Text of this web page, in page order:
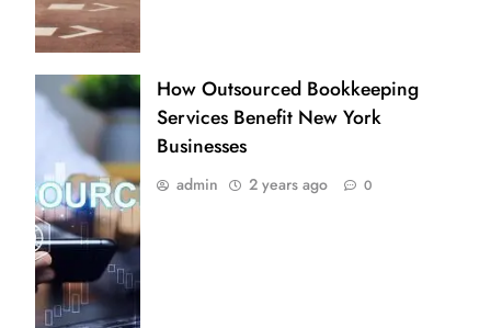
How Outsourced Bookkeeping
Services Benefit New York
Businesses
admin 2 years ago 0